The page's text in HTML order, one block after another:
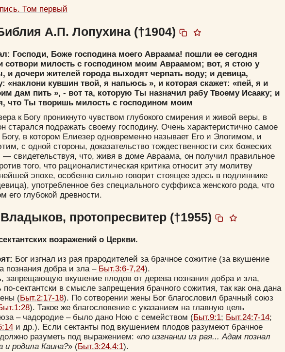
Том первый
А.П. Лопухина (†1904)
Господи, Боже господина моего Авраама! пошли ее сегодня
сотвори милость с господином моим Авраамом; вот, я стою у
и дочери жителей города выходят черпать воду; и девица,
«наклони кувшин твой, я напьюсь », и которая скажет: «пей, я и
дам пить », - вот та, которую Ты назначил рабу Твоему Исааку; и
что Ты творишь милость с господином моим
к Богу проникнуто чувством глубокого смирения и живой веры, в
старался подражать своему господину. Очень характеристично самое
в котором Елиезер одновременно называет Его и Элогимом, и
с одной стороны, доказательство тождественности сих божеских
— свидетельствуя, что, живя в доме Авраама, он получил правильное
того, что рационалистическая критика относит эту молитву
эпохе, особенно сильно говорит стоящее здесь в подлиннике
употребленное без специального суффикса женского рода, что
его глубокой древности.
протопресвитер (†1955)
возражений о Церкви.
Бог изгнал из рая прародителей за брачное сожитие (за вкушение
познания добра и зла –Быт.3:6-7,24).
запрещающую вкушение плодов от дерева познания добра и зла,
по-сектантски в смысле запрещения брачного сожития, так как она дана
(Быт.2:17-18). По сотворении жены Бог благословил брачный союз
). Такое же благословение с указанием на главную цель
– чадородие – было дано Ною с семейством (Быт.9:1; Быт.24:7-14;
и др.). Если сектанты под вкушением плодов разумеют брачное
разуметь под выражением: «по изгнании из рая... Адам познал
и родила Каина?» (Быт.3:24,4:1).